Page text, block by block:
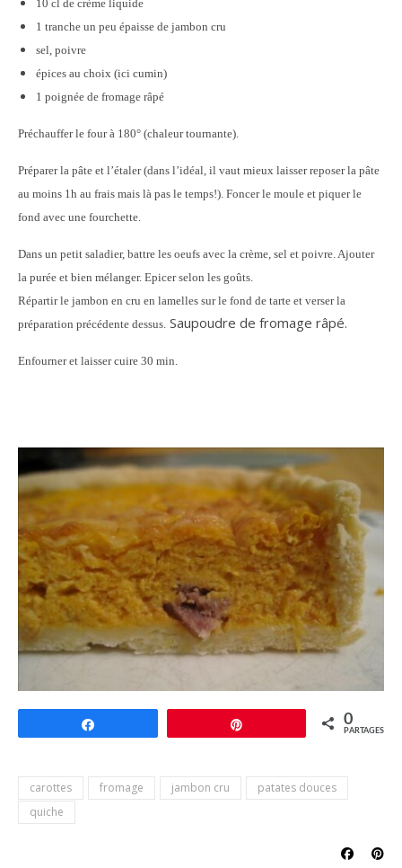
10 cl de crème liquide
1 tranche un peu épaisse de jambon cru
sel, poivre
épices au choix (ici cumin)
1 poignée de fromage râpé
Préchauffer le four à 180° (chaleur tournante).
Préparer la pâte et l’étaler (dans l’idéal, il vaut mieux laisser reposer la pâte
au moins 1h au frais mais là pas le temps!). Foncer le moule et piquer le
fond avec une fourchette.
Dans un petit saladier, battre les oeufs avec la crème, sel et poivre. Ajouter
la purée et bien mélanger. Epicer selon les goûts.
Répartir le jambon en cru en lamelles sur le fond de tarte et verser la
préparation précédente dessus. Saupoudre de fromage râpé.
Enfourner et laisser cuire 30 min.
0
PARTAGES
carottes fromage jambon cru
patates douces
quiche